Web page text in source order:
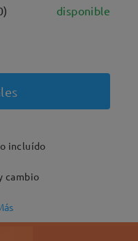
disponible
incluído
cambio